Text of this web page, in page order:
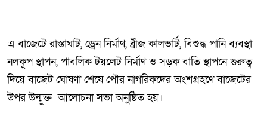
এ বাজেটে রাস্তাঘাট, ড্রেন নির্মাণ, ব্রীজ কালভার্ট, বিশুদ্ধ পানি ব্যবস্থা
নলকূপ স্থাপন, পাবলিক টয়লেট নির্মাণ ও সড়ক বাতি স্থাপনে গুরুত্ব
দিয়ে বাজেট ঘোষণা শেষে পৌর নাগরিকদের অংশগ্রহণে বাজেটের
উপর উন্মুক্ত আলোচনা সভা অনুষ্ঠিত হয়।